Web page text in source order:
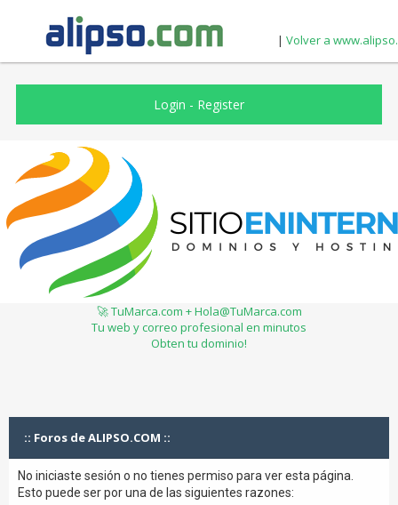
| Volver a
Login - Register
🚀 TuMarca.com + Hola@TuMarca.com
Tu web y correo profesional en minutos
Obten tu dominio!
:: Foros de ALIPSO.COM ::
No iniciaste sesión o no tienes permiso para ver esta página.
Esto puede ser por una de las siguientes razones: